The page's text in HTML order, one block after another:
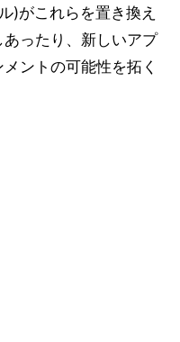
)がこれらを置き換え
ったり、新しいアプ
ントの可能性を拓く